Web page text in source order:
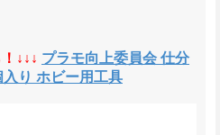
↓↓↓ プラモ向上委員会 仕分
り ホビー用工具